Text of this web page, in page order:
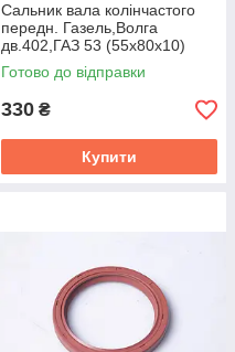
Сальник вала колiнчастого
передн. Газель,Волга
дв.402,ГАЗ 53 (55х80х10)
(ELRING) 53-1005032-01
Готово до відправки
330 ₴
Купити